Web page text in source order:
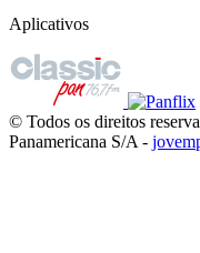
Aplicativos
© Todos os direitos
Panamericana S/A -